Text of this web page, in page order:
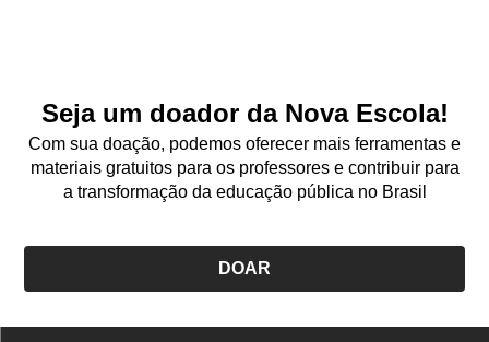
Seja um doador da Nova Escola!
Com sua doação, podemos oferecer mais ferramentas e
materiais gratuitos para os professores e contribuir para
a transformação da educação pública no Brasil
DOAR